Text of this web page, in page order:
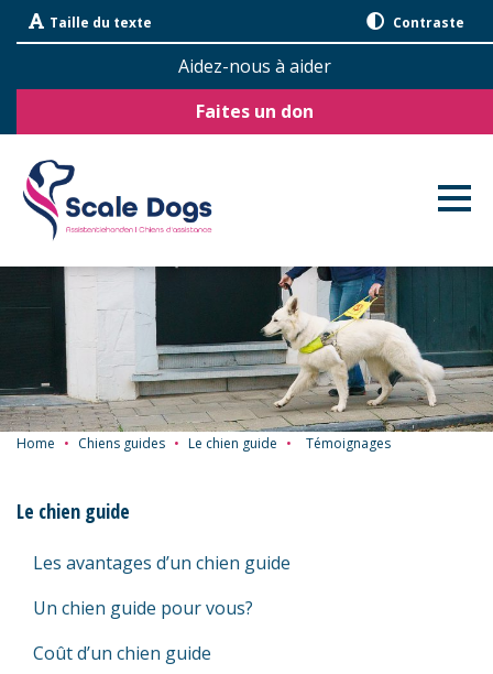
Sauter
Taille du texte Contraste
Aidez-nous à aider
Faites un don
Home • Chiens guides • Le chien guide • Témoignages
Le chien guide
Les avantages d’un chien guide
Un chien guide pour vous?
Coût d’un chien guide